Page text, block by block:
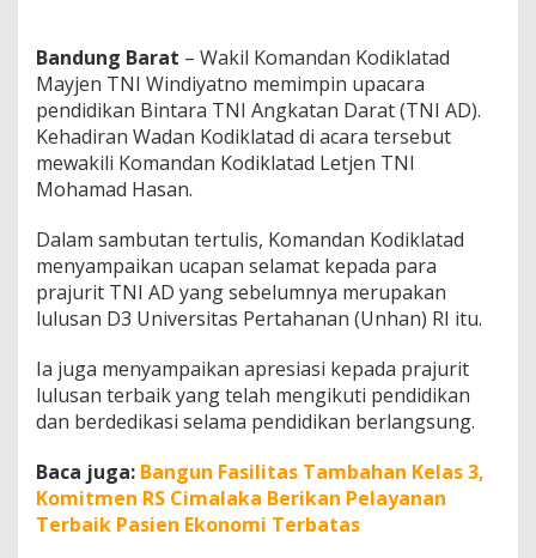
a
N
I
A
D
n
u
n
g
i
n
g
N
o
r
Bandung Barat – Wakil Komandan Kodiklatad
Mayjen TNI Windiyatno memimpin upacara
pendidikan Bintara TNI Angkatan Darat (TNI AD).
Kehadiran Wadan Kodiklatad di acara tersebut
mewakili Komandan Kodiklatad Letjen TNI
Mohamad Hasan.
Dalam sambutan tertulis, Komandan Kodiklatad
menyampaikan ucapan selamat kepada para
prajurit TNI AD yang sebelumnya merupakan
lulusan D3 Universitas Pertahanan (Unhan) RI itu.
Ia juga menyampaikan apresiasi kepada prajurit
lulusan terbaik yang telah mengikuti pendidikan
dan berdedikasi selama pendidikan berlangsung.
Baca juga: Bangun Fasilitas Tambahan Kelas 3,
Komitmen RS Cimalaka Berikan Pelayanan
Terbaik Pasien Ekonomi Terbatas